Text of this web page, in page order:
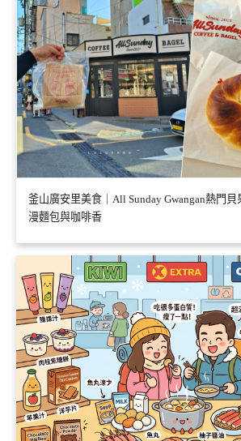
釜山廣安里美食｜All Sunday Gwangan熱門
漫麵包與咖啡香